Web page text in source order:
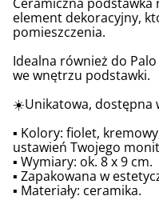
element dekoracyjny,
pomieszczenia.
Idealna również do
we wnętrzu podstawki.
☀️Unikatowa, dostępna
▪️ Kolory: fiolet,
ustawień Twojego
▪️ Wymiary: ok. 8 x 9 cm.
▪️ Zapakowana w
▪️ Materiały: ceramika.